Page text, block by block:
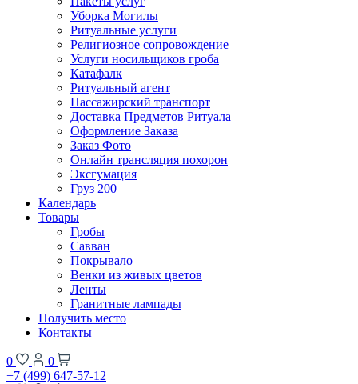
Уборка Могилы
Ритуальные услуги
Религиозное сопровождение
Услуги носильщиков гроба
Катафалк
Ритуальный агент
Пассажирский транспорт
Доставка Предметов Ритуала
Оформление Заказа
Заказ Фото
Онлайн трансляция похорон
Эксгумация
Груз 200
Календарь
Товары
Гробы
Савван
Покрывало
Венки из живых цветов
Ленты
Гранитные лампады
Получить место
Контакты
0
0
+7 (499) 647-57-12